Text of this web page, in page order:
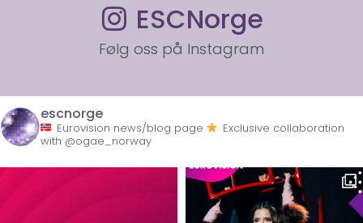
ESCNorge
Følg oss på Instagram
escnorge
Eurovision news/blog page
Exclusive collaboration
with @ogae_norway